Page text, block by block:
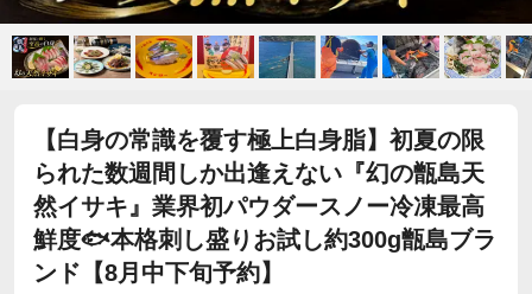
【白身の常識を覆す極上白身脂】初夏の限
られた数週間しか出逢えない『幻の甑島天
然イサキ』業界初パウダースノー冷凍最高
鮮度🐟本格刺し盛りお試し約300g甑島ブラ
ンド【8月中下旬予約】